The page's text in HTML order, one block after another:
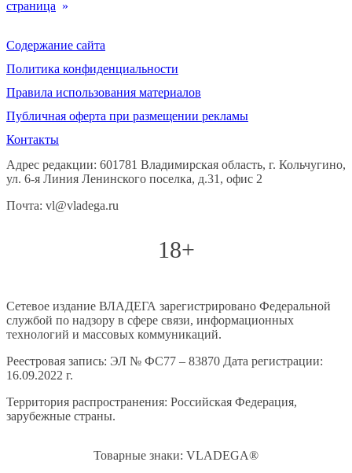
страница »
Содержание сайта
Политика конфиденциальности
Правила использования материалов
Публичная оферта при размещении рекламы
Контакты
Адрес редакции: 601781 Владимирская область, г. Кольчугино,
ул. 6-я Линия Ленинского поселка, д.31, офис 2
Почта: vl@vladega.ru
18+
Сетевое издание ВЛАДЕГА зарегистрировано Федеральной
службой по надзору в сфере связи, информационных
технологий и массовых коммуникаций.
Реестровая запись: ЭЛ № ФС77 – 83870 Дата регистрации:
16.09.2022 г.
Территория распространения: Российская Федерация,
зарубежные страны.
Товарные знаки: VLADEGA®